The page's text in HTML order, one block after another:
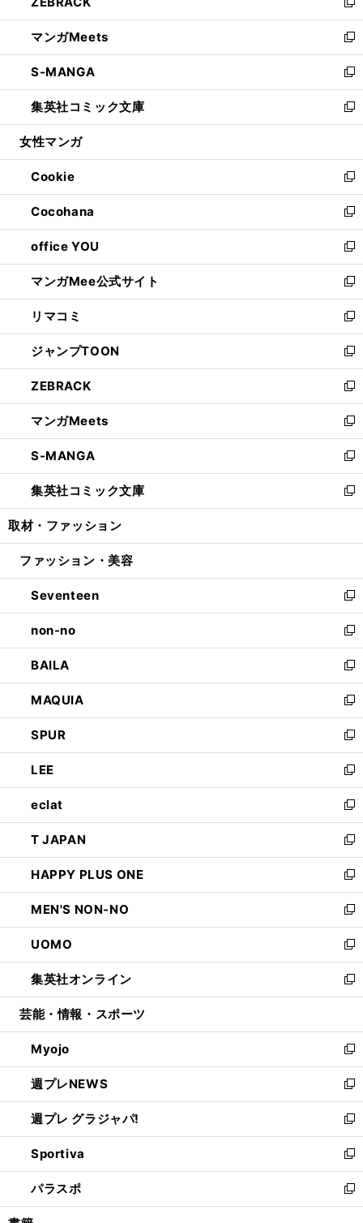
開
く
ド
ウ
で
開
く
ィ
ン
ド
ウ
で
開
く
い
ウ
ィ
ン
ド
ウ
で
開
新
し
い
ウ
ィ
ン
ド
ウ
開
く
マンガMeets
新
し
い
ウ
ィ
ン
ウ
で
開
く
S-MANGA
新
し
い
ウ
ン
ド
ウ
で
開
く
集英社コミック文庫
新
し
ウ
ィ
ン
ド
ウ
で
開
く
女性マンガ
Cookie
新
し
い
ウ
ィ
ン
ド
ウ
で
開
く
Cocohana
新
し
い
ウ
ィ
ン
ド
ウ
で
開
く
office YOU
新
し
い
ウ
ィ
ン
ド
ウ
で
開
く
マンガMee公式サイト
新
し
い
ウ
ィ
ン
ド
ウ
で
開
く
リマコミ
新
し
い
ウ
ィ
ン
ド
ウ
で
開
く
ジャンプTOON
新
し
い
ウ
ィ
ン
ド
ウ
で
開
ZEBRACK
新
し
い
ウ
ィ
ン
ド
ウ
開
マンガMeets
新
し
い
ウ
ィ
ン
ウ
開
く
S-MANGA
新
し
い
ウ
ン
ウ
で
開
く
集英社コミック文庫
新
し
ウ
ン
ド
ウ
で
開
く
取材・ファッション
ファッション・美容
Seventeen
新
し
い
ウ
ィ
ン
ド
ウ
で
開
く
non-no
新
し
い
ウ
ィ
ン
ド
ウ
で
開
く
BAILA
新
し
い
ウ
ィ
ン
ド
ウ
で
開
く
MAQUIA
新
し
い
ウ
ィ
ン
ド
ウ
で
開
く
SPUR
新
し
い
ウ
ィ
ン
ド
ウ
で
開
く
LEE
新
し
い
ウ
ィ
ン
ド
ウ
で
開
く
eclat
新
し
い
ウ
ィ
ン
ド
ウ
で
開
く
T JAPAN
新
し
い
ウ
ィ
ン
ド
ウ
で
開
HAPPY PLUS ONE
新
し
い
ウ
ィ
ン
ド
ウ
開
く
MEN'S NON-NO
新
し
い
ウ
ィ
ン
ウ
で
開
く
UOMO
新
し
い
ウ
ン
ド
ウ
で
開
く
集英社オンライン
新
し
ウ
ィ
ン
ド
ウ
で
開
く
芸能・情報・スポーツ
Myojo
新
し
い
ウ
ィ
ン
ド
ウ
で
開
週プレNEWS
新
し
い
ウ
ィ
ン
ド
ウ
週プレ グラジャパ!
新
し
い
ウ
ィ
ン
Sportiva
新
し
い
ウ
パラスポ
新
し